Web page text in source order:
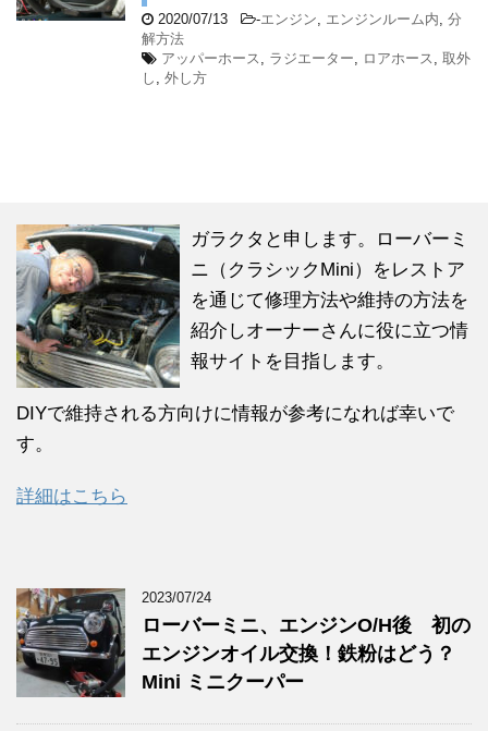
2020/07/13 -エンジン, エンジンルーム内, 分
解方法
アッパーホース , ラジエーター, ロアホース , 取外
し , 外し方
ガラクタと申します。ローバーミ
ニ（クラシックMini）をレストア
を通じて修理方法や維持の方法を
紹介しオーナーさんに役に立つ情
報サイトを目指します。
DIYで維持される方向けに情報が参考になれば幸いで
す。
詳細はこちら
2023/07/24
ローバーミニ、エンジンO/H後 初の
エンジンオイル交換！鉄粉はどう？
Mini ミニクーパー